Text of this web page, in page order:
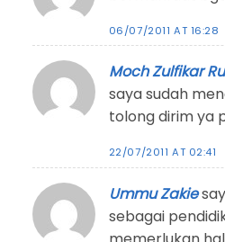
06/07/2011 AT 16:28
Moch Zulfikar
saya sudah
tolong dirim ya
22/07/2011 AT 02:41
Ummu Zakie
sebagai